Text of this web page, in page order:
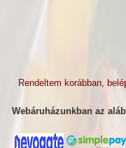
Rendeltem korábban,
Webáruházunkban az